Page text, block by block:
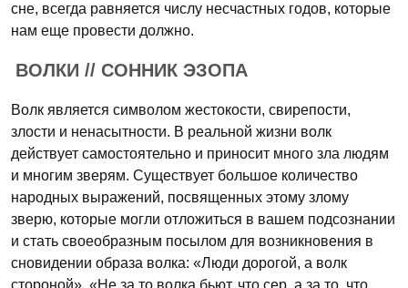
сне, всегда равняется числу несчастных годов, которые
нам еще провести должно.
ВОЛКИ // СОННИК ЭЗОПА
Волк является символом жестокости, свирепости,
злости и ненасытности. В реальной жизни волк
действует самостоятельно и приносит много зла людям
и многим зверям. Существует большое количество
народных выражений, посвященных этому злому
зверю, которые могли отложиться в вашем подсознании
и стать своеобразным посылом для возникновения в
сновидении образа волка: «Люди дорогой, а волк
стороной», «Не за то волка бьют, что сер, а за то, что